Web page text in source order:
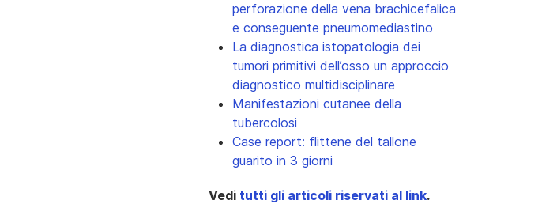
perforazione della vena brachicefalica
e conseguente pneumomediastino
La diagnostica istopatologia dei
tumori primitivi dell’osso un approccio
diagnostico multidisciplinare
Manifestazioni cutanee della
tubercolosi
Case report: flittene del tallone
guarito in 3 giorni
Vedi tutti gli articoli riservati al link.